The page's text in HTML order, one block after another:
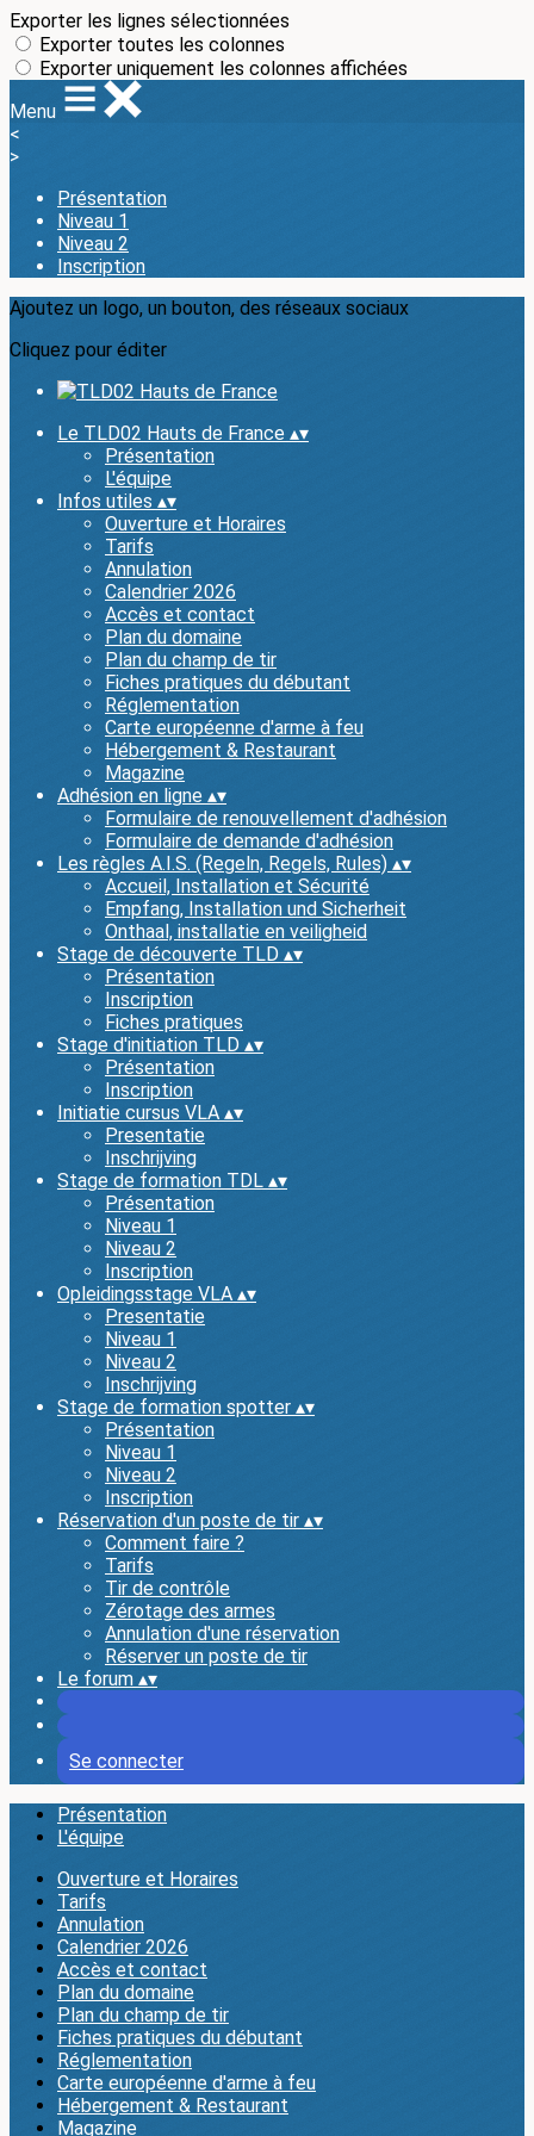
Exporter les lignes sélectionnées
Exporter toutes les colonnes
Exporter uniquement les colonnes affichées
Menu
<
>
Présentation
Niveau 1
Niveau 2
Inscription
Ajoutez un logo, un bouton, des réseaux sociaux
Cliquez pour éditer
Le TLD02 Hauts de France ▴▾
Présentation
L'équipe
Infos utiles ▴▾
Ouverture et Horaires
Tarifs
Annulation
Calendrier 2026
Accès et contact
Plan du domaine
Plan du champ de tir
Fiches pratiques du débutant
Réglementation
Carte européenne d'arme à feu
Hébergement & Restaurant
Magazine
Adhésion en ligne ▴▾
Formulaire de renouvellement d'adhésion
Formulaire de demande d'adhésion
Les règles A.I.S. (Regeln, Regels, Rules) ▴▾
Accueil, Installation et Sécurité
Empfang, Installation und Sicherheit
Onthaal, installatie en veiligheid
Stage de découverte TLD ▴▾
Présentation
Inscription
Fiches pratiques
Stage d'initiation TLD ▴▾
Présentation
Inscription
Initiatie cursus VLA ▴▾
Presentatie
Inschrijving
Stage de formation TDL ▴▾
Présentation
Niveau 1
Niveau 2
Inscription
Opleidingsstage VLA ▴▾
Presentatie
Niveau 1
Niveau 2
Inschrijving
Stage de formation spotter ▴▾
Présentation
Niveau 1
Niveau 2
Inscription
Réservation d'un poste de tir ▴▾
Comment faire ?
Tarifs
Tir de contrôle
Zérotage des armes
Annulation d'une réservation
Réserver un poste de tir
Le forum ▴▾
Se connecter
Présentation
L'équipe
Ouverture et Horaires
Tarifs
Annulation
Calendrier 2026
Accès et contact
Plan du domaine
Plan du champ de tir
Fiches pratiques du débutant
Réglementation
Carte européenne d'arme à feu
Hébergement & Restaurant
Magazine